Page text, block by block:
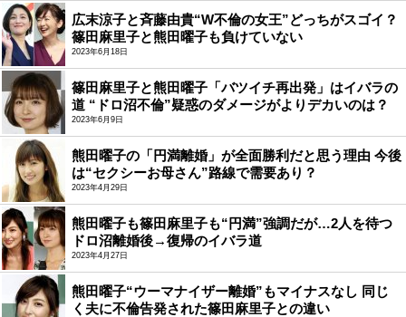
広末涼子と斉藤由貴“W不倫の女王”どっちがスゴイ？
篠田麻里子と熊田曜子も負けていない
2023年6月18日
篠田麻里子と熊田曜子「バツイチ再出発」はイバラの
道 “ドロ沼不倫”疑惑のダメージがよりデカいのは？
2023年6月9日
熊田曜子の「円満離婚」が全面勝利だと思う理由 今後
は“セクシーお母さん”路線で需要あり？
2023年4月29日
熊田曜子も篠田麻里子も“円満”強調だが…2人を待つ
ドロ沼離婚後→復帰のイバラ道
2023年4月27日
熊田曜子“ウーマナイザー離婚”もマイナスなし 同じ
く夫に不倫告発された篠田麻里子との違い